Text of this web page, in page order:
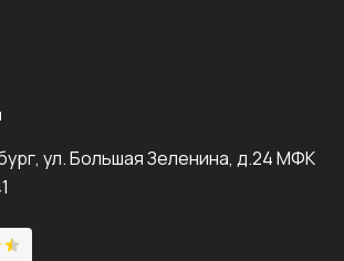
ул. Большая Зеленина, д.24 МФК